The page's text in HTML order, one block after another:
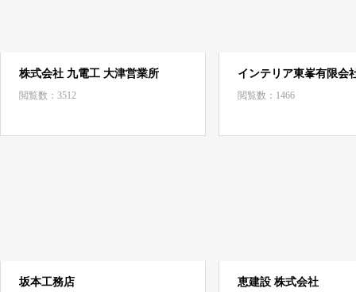
株式会社 九電工 大津営業所
閲覧数：3512
インテリア東峯有限会
閲覧数：1466
坂本工務店 恵建設 株式会社